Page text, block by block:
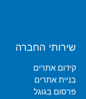
שירותי החברה
קידום אתרים
בניית אתרים
פרסום בגוגל